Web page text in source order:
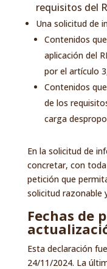
requisitos del
Una solicitud de
Contenidos
aplicación del
por el artículo
Contenidos
de los
carga
En la solicitud de
concretar, con
petición que
solicitud razonable
Fechas de
Esta declaración
24/11/2024. La